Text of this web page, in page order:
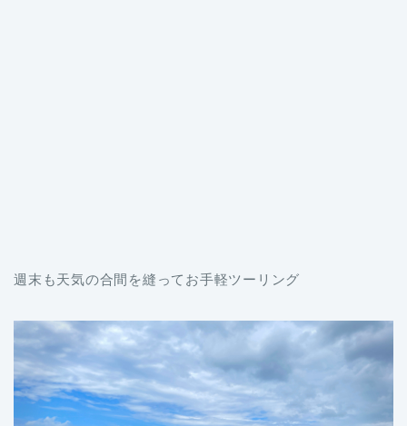
週末も天気の合間を縫ってお手軽ツーリング